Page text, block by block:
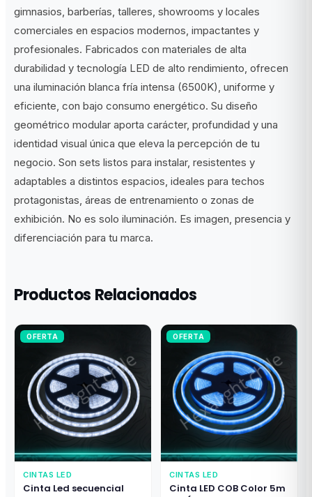
gimnasios, barberías, talleres, showrooms y locales
comerciales en espacios modernos, impactantes y
profesionales. Fabricados con materiales de alta
durabilidad y tecnología LED de alto rendimiento, ofrecen
una iluminación blanca fría intensa (6500K), uniforme y
eficiente, con bajo consumo energético. Su diseño
geométrico modular aporta carácter, profundidad y una
identidad visual única que eleva la percepción de tu
negocio. Son sets listos para instalar, resistentes y
adaptables a distintos espacios, ideales para techos
protagonistas, áreas de entrenamiento o zonas de
exhibición. No es solo iluminación. Es imagen, presencia y
diferenciación para tu marca.
Productos Relacionados
OFERTA
CINTAS LED
Cinta Led secuencial
OFERTA
CINTAS LED
Cinta LED COB Color 5m